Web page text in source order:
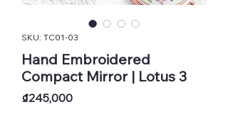
SKU: TC01-03
Hand Embroidered
Compact Mirror | Lotus 3
₫245,000Price